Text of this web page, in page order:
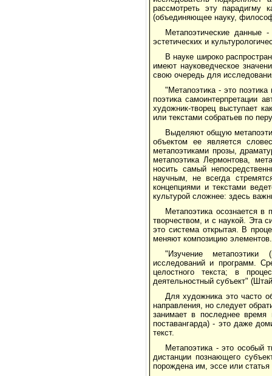
рассмотреть эту парадигму
(объединяющее науку,
Метапоэтические данные
эстетических и
В науке широко
имеют науковедческое
свою очередь для
"Метапоэтика - это
поэтика самоинтерпретации
художник-творец выступает
или текстами собратьев по
Выделяют общую
объектом ее является
метапоэтиками прозы,
метапоэтика Лермонтова,
носить самый
научным, не всегда
концепциями и текстами
культурой сложнее: здесь
Метапоэтика осознается
творчеством, и с наукой. Эта
это система открытая. В
меняют композицию элементов.
"Изучение метапоэтики
исследований и программ.
целостного текста; в
деятельностный субъект"
Для художника это часто
направления, но следует
занимает в последнее время
поставангарда) - это даже
текст.
Метапоэтика - это особый
дистанции познающего
порождена им, эссе или статья